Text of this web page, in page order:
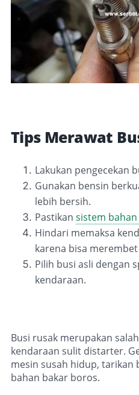
Tips Merawat
Lakukan pengecekan
Gunakan bensin
lebih bersih.
Pastikan sistem
Hindari memaksa
karena bisa
Pilih busi asli dengan
kendaraan.
Busi rusak merupakan
kendaraan sulit distarter.
mesin susah hidup, tarikan
bahan bakar boros.